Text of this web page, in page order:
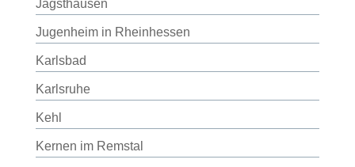
Jagsthausen
Jugenheim in Rheinhessen
Karlsbad
Karlsruhe
Kehl
Kernen im Remstal